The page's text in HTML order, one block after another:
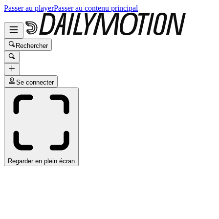
Passer au playerPasser au contenu principal
Rechercher
Se connecter
Regarder en plein écran